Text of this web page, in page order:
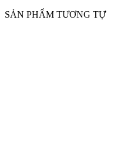
SẢN PHẨM TƯƠNG TỰ